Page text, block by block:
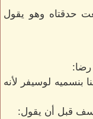
حدقتاه وهو يقول
رضا:
بنسميه لوسيفر لأنه
قبل أن يقول: